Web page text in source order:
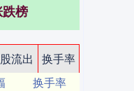
榜
流出
换手率
换手率